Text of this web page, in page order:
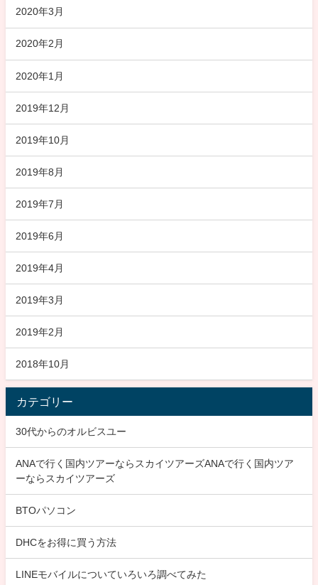
2020年3月
2020年2月
2020年1月
2019年12月
2019年10月
2019年8月
2019年7月
2019年6月
2019年4月
2019年3月
2019年2月
2018年10月
カテゴリー
30代からのオルビスユー
ANAで行く国内ツアーならスカイツアーズANAで行く国内ツア
ーならスカイツアーズ
BTOパソコン
DHCをお得に買う方法
LINEモバイルについていろいろ調べてみた